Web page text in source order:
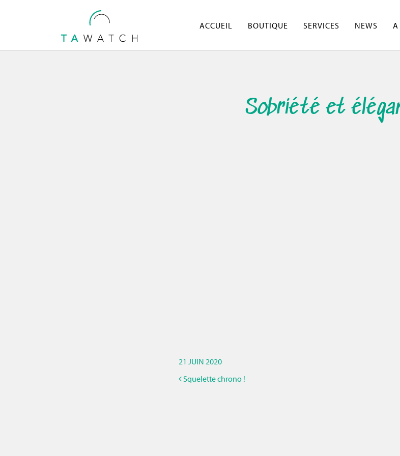
ACCUEIL
BOUTIQUE SERVICES NEWS A
Sobriété et
21 JUIN 2020
Squelette chrono !